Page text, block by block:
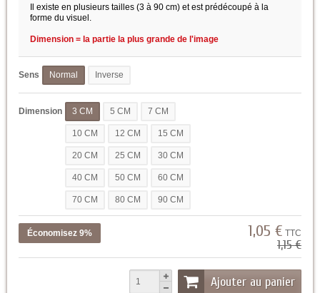
Il existe en plusieurs tailles (3 à 90 cm) et est prédécoupé à la
forme du visuel.
Dimension = la partie la plus grande de l'image
Sens Normal Inverse
Dimension 3 CM 5 CM 7 CM
10 CM 12 CM 15 CM
20 CM 25 CM 30 CM
40 CM 50 CM 60 CM
70 CM 80 CM 90 CM
Économisez 9% 1,05 € TTC
1,15 €
Ajouter au panier